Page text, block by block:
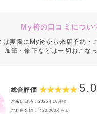
My袴の口コミについ
は実際にMy袴から来店予約・
加筆・修正などは一切おこな
総合評価 5.0
ご来店日時：2025年10月頃
ご利用金額： ¥20,000くらい